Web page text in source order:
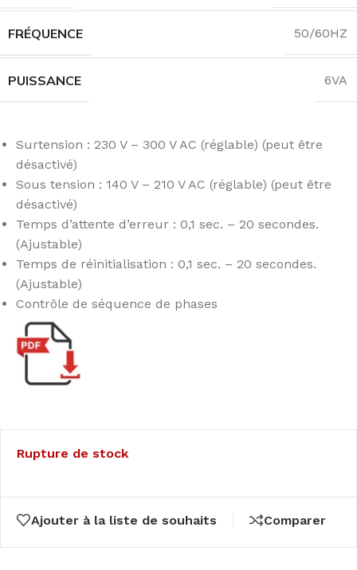
FRÉQUENCE 50/60HZ
PUISSANCE 6VA
Surtension : 230 V – 300 V AC (réglable) (peut être
désactivé)
Sous tension : 140 V – 210 V AC (réglable) (peut être
désactivé)
Temps d’attente d’erreur : 0,1 sec. – 20 secondes.
(Ajustable)
Temps de réinitialisation : 0,1 sec. – 20 secondes.
(Ajustable)
Contrôle de séquence de phases
Rupture de stock
Ajouter à la liste de souhaits Comparer